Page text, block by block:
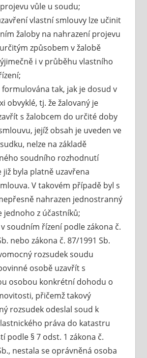
vůle u soudu;
vlastní smlouvy lze učinit
žaloby na nahrazení projevu
způsobem v žalobě
i v průběhu vlastního
formulována tak, jak je dosud v
obvyklé, tj. že žalovaný je
s žalobcem do určité doby
jejíž obsah je uveden ve
nelze na základě
soudního rozhodnutí
již byla platně uzavřena
V takovém případě byl s
nahrazen jednostranný
jednoho z účastníků;
soudním řízení podle zákona č.
nebo zákona č. 87/1991 Sb.
rozsudek soudu
osobě uzavřít s
osobou konkrétní dohodu o
přičemž takový
rozsudek odeslal soud k
práva do katastru
podle § 7 odst. 1 zákona č.
nestala se oprávněná osoba